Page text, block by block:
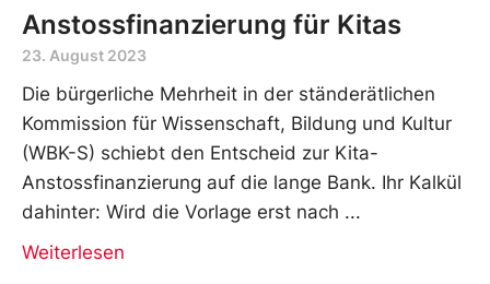
Anstossfinanzierung für Kitas
23. August 2023
Die bürgerliche Mehrheit in der ständerätlichen
Kommission für Wissenschaft, Bildung und Kultur
(WBK-S) schiebt den Entscheid zur Kita-
Anstossfinanzierung auf die lange Bank. Ihr Kalkül
dahinter: Wird die Vorlage erst nach
Weiterlesen